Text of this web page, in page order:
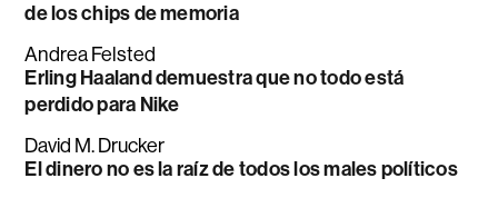
de los chips de memoria
Andrea Felsted
Erling Haaland demuestra que no todo está
perdido para Nike
David M. Drucker
El dinero no es la raíz de todos los males políticos